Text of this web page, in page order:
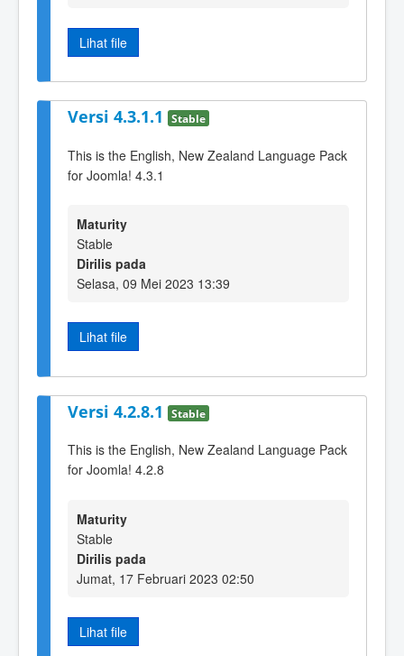
Lihat file
Versi 4.3.1.1 Stable
This is the English, New Zealand Language Pack
for Joomla! 4.3.1
Maturity
Stable
Dirilis pada
Selasa, 09 Mei 2023 13:39
Lihat file
Versi 4.2.8.1 Stable
This is the English, New Zealand Language Pack
for Joomla! 4.2.8
Maturity
Stable
Dirilis pada
Jumat, 17 Februari 2023 02:50
Lihat file